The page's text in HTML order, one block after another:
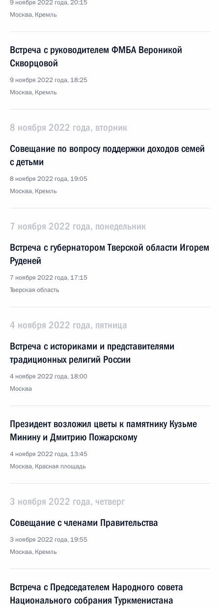
9 ноября 2022 года, 20:15
Москва, Кремль
Встреча с руководителем ФМБА Вероникой
Скворцовой
9 ноября 2022 года, 18:25
Москва, Кремль
8 ноября 2022 года, вторник
Совещание по вопросу поддержки доходов семей
с детьми
8 ноября 2022 года, 19:05
Москва, Кремль
7 ноября 2022 года, понедельник
Встреча с губернатором Тверской области Игорем
Руденей
7 ноября 2022 года, 17:15
Тверская область
4 ноября 2022 года, пятница
Встреча с историками и представителями
традиционных религий России
4 ноября 2022 года, 18:00
Москва
Президент возложил цветы к памятнику Кузьме
Минину и Дмитрию Пожарскому
4 ноября 2022 года, 13:45
Москва, Красная площадь
3 ноября 2022 года, четверг
Совещание с членами Правительства
3 ноября 2022 года, 19:55
Москва, Кремль
Встреча с Председателем Народного совета
Национального собрания Туркменистана